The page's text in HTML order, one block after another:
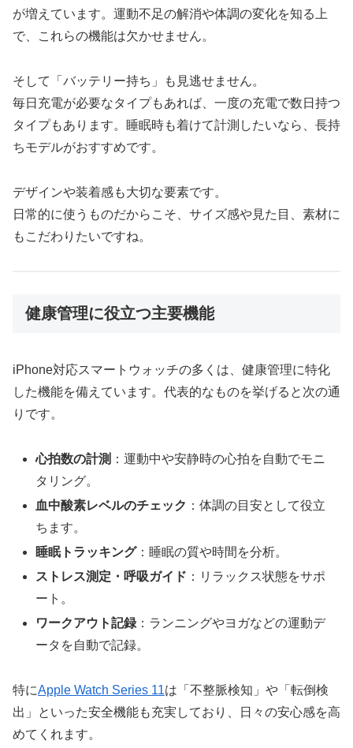
が増えています。運動不足の解消や体調の変化を知る上
で、これらの機能は欠かせません。
そして「バッテリー持ち」も見逃せません。
毎日充電が必要なタイプもあれば、一度の充電で数日持つ
タイプもあります。睡眠時も着けて計測したいなら、長持
ちモデルがおすすめです。
デザインや装着感も大切な要素です。
日常的に使うものだからこそ、サイズ感や見た目、素材に
もこだわりたいですね。
健康管理に役立つ主要機能
iPhone対応スマートウォッチの多くは、健康管理に特化
した機能を備えています。代表的なものを挙げると次の通
りです。
心拍数の計測 ：運動中や安静時の心拍を自動でモニ
タリング。
血中酸素レベルのチェック ：体調の目安として役立
ちます。
睡眠トラッキング：睡眠の質や時間を分析。
ストレス測定・呼吸ガイド ：リラックス状態をサポ
ート。
ワークアウト記録 ：ランニングやヨガなどの運動デ
ータを自動で記録。
特にApple Watch Series 11は「不整脈検知」や「転倒検
出」といった安全機能も充実しており、日々の安心感を高
めてくれます。